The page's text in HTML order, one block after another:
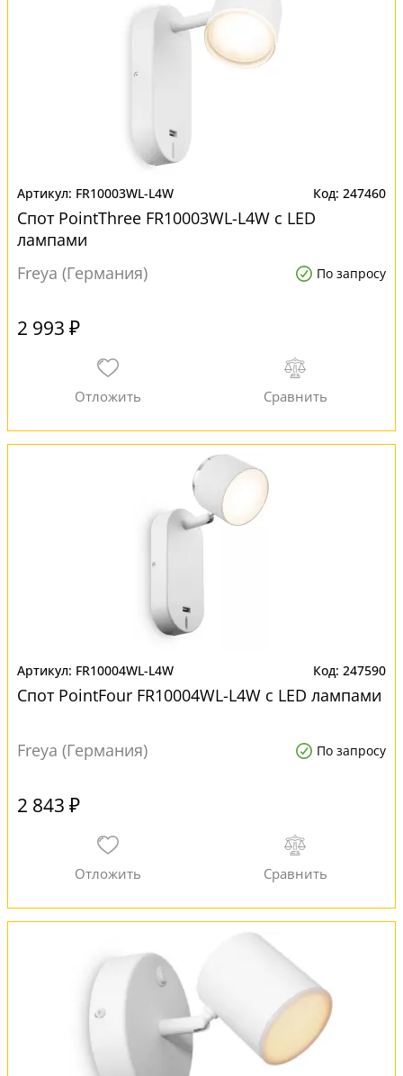
FR10003WL-L4W 247460
Спот PointThree FR10003WL-L4W с LED
лампами
Freya (Германия)
По запросу
2 993 ₽
FR10004WL-L4W 247590
Спот PointFour FR10004WL-L4W с LED лампами
Freya (Германия) По запросу
2 843 ₽